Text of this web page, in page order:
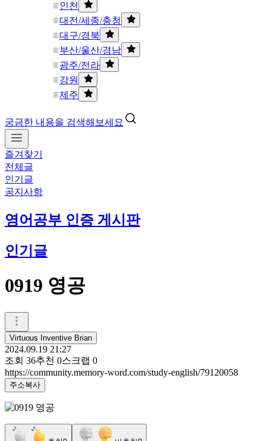
인천
대전/세종/충청
대구/경북
부산/울산/경남
광주/전라
강원
제주
궁금한 내용을 검색해보세요
즐겨찾기
전체글
인기글
공지사항
영어공부 인증 게시판
인기글
0919 영공
Virtuous Inventive Brian
2024.09.19 21:27
조회 36추천 0스크랩 0
https://community.memory-word.com/study-english/79120058
주소복사